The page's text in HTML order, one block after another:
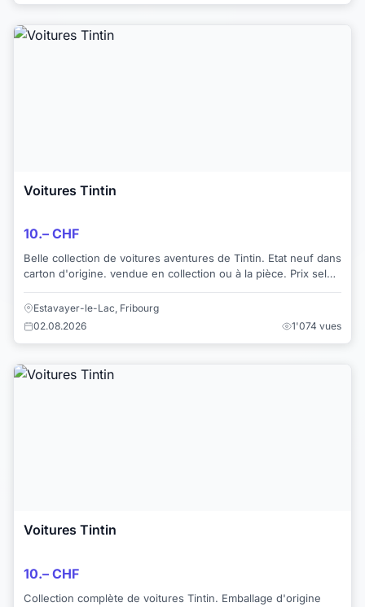
Voitures Tintin
10.– CHF
Belle collection de voitures aventures de Tintin. Etat neuf dans
carton d'origine. vendue en collection ou à la pièce. Prix selon
le modèle pour une ...
Estavayer-le-Lac, Fribourg
02.08.2026
1'074 vues
Voitures Tintin
10.– CHF
Collection complète de voitures Tintin. Emballage d'origine